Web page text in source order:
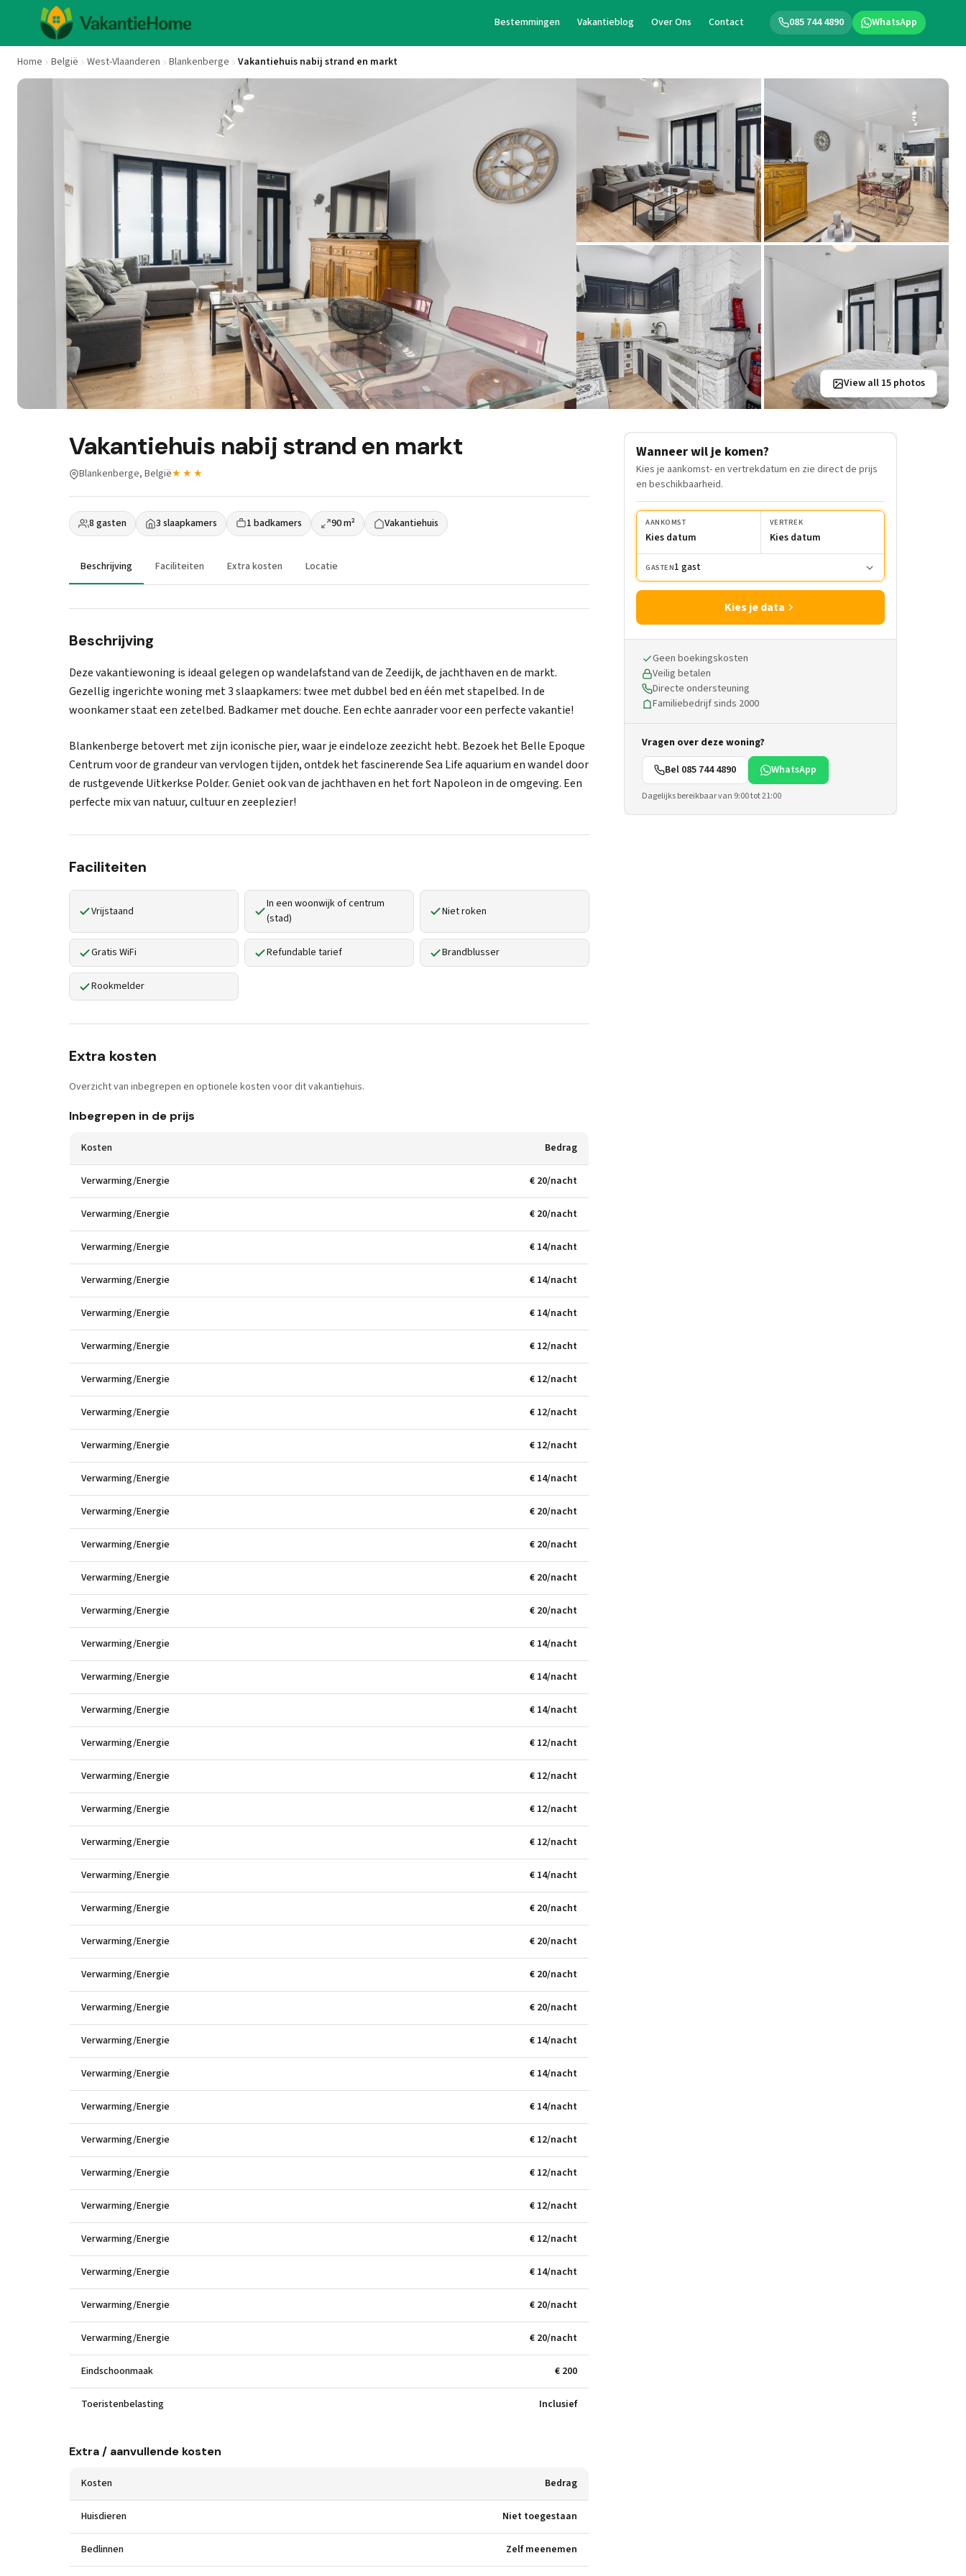
085 744 4890 WhatsApp
Bestemmingen Vakantieblog Over Ons Contact
Home België West-Vlaanderen Blankenberge Vakantiehuis nabij strand en markt
View all 15 photos
Vakantiehuis nabij strand en markt
Blankenberge, België★★★
8 gasten 3 slaapkamers 1 badkamers 90 m² Vakantiehuis
Beschrijving Faciliteiten Extra kosten Locatie
Beschrijving
Deze vakantiewoning is ideaal gelegen op wandelafstand van de Zeedijk, de jachthaven en de markt.
Gezellig ingerichte woning met 3 slaapkamers: twee met dubbel bed en één met stapelbed. In de
woonkamer staat een zetelbed. Badkamer met douche. Een echte aanrader voor een perfecte vakantie!
Blankenberge betovert met zijn iconische pier, waar je eindeloze zeezicht hebt. Bezoek het Belle Epoque
Centrum voor de grandeur van vervlogen tijden, ontdek het fascinerende Sea Life aquarium en wandel door
de rustgevende Uitkerkse Polder. Geniet ook van de jachthaven en het fort Napoleon in de omgeving. Een
perfecte mix van natuur, cultuur en zeeplezier!
Faciliteiten
Vrijstaand
In een woonwijk of centrum
(stad)
Niet roken
Gratis WiFi Refundable tarief Brandblusser
Rookmelder
Extra kosten
Overzicht van inbegrepen en optionele kosten voor dit vakantiehuis.
Inbegrepen in de prijs
Kosten Bedrag
Verwarming/Energie € 20/nacht
Verwarming/Energie € 20/nacht
Verwarming/Energie € 14/nacht
Verwarming/Energie € 14/nacht
Verwarming/Energie € 14/nacht
Verwarming/Energie € 12/nacht
Verwarming/Energie € 12/nacht
Verwarming/Energie € 12/nacht
Verwarming/Energie € 12/nacht
Verwarming/Energie € 14/nacht
Verwarming/Energie € 20/nacht
Verwarming/Energie € 20/nacht
Verwarming/Energie € 20/nacht
Verwarming/Energie € 20/nacht
Verwarming/Energie € 14/nacht
Verwarming/Energie € 14/nacht
Verwarming/Energie € 14/nacht
Verwarming/Energie € 12/nacht
Verwarming/Energie € 12/nacht
Verwarming/Energie € 12/nacht
Verwarming/Energie € 12/nacht
Verwarming/Energie € 14/nacht
Verwarming/Energie € 20/nacht
Verwarming/Energie € 20/nacht
Verwarming/Energie € 20/nacht
Verwarming/Energie € 20/nacht
Verwarming/Energie € 14/nacht
Verwarming/Energie € 14/nacht
Verwarming/Energie € 14/nacht
Verwarming/Energie € 12/nacht
Verwarming/Energie € 12/nacht
Verwarming/Energie € 12/nacht
Verwarming/Energie € 12/nacht
Verwarming/Energie € 14/nacht
Verwarming/Energie € 20/nacht
Verwarming/Energie € 20/nacht
Eindschoonmaak € 200
Toeristenbelasting Inclusief
Extra / aanvullende kosten
Kosten Bedrag
Huisdieren Niet toegestaan
Bedlinnen Zelf meenemen
Wanneer wil je komen?
Kies je aankomst- en vertrekdatum en zie direct de prijs
en beschikbaarheid.
AANKOMST
Kies datum
VERTREK
Kies datum
GASTEN1 gast
Kies je data
Geen boekingskosten
Veilig betalen
Directe ondersteuning
Familiebedrijf sinds 2000
Vragen over deze woning?
Bel 085 744 4890
WhatsApp
Dagelijks bereikbaar van 9:00 tot 21:00